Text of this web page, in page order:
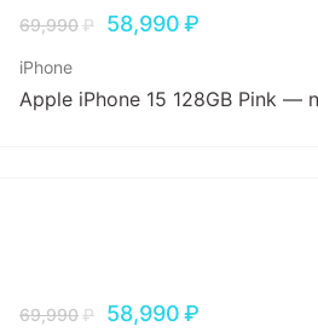
69,990₽ 58,990₽
iPhone
Apple iPhone 15 128GB Pink —
69,990₽ 58,990₽